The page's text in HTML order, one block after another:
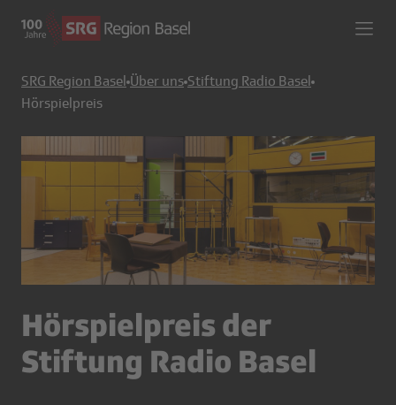
SRG Region Basel Über uns Stiftung Radio Basel
Hörspielpreis
Hörspielpreis der
Stiftung Radio Basel